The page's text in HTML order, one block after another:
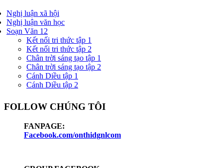
Nghị luận xã hội
Nghị luận văn học
Soạn Văn 12
Kết nối tri thức tập 1
Kết nối tri thức tập 2
Chân trời sáng tạo tập 1
Chân trời sáng tạo tập 2
Cánh Diều tập 1
Cánh Diều tập 2
FOLLOW CHÚNG TÔI
FANPAGE:
Facebook.com/onthidgnlcom